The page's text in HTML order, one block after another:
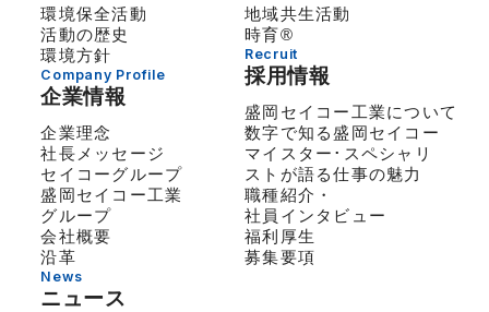
環境保全活動
活動の歴史
環境方針
Company Profile
企業情報
企業理念
社長メッセージ
セイコーグループ
盛岡セイコー工業
グループ
会社概要
沿革
News
ニュース
地域共生活動
時育®
Recruit
採用情報
盛岡セイコー工業について
数字で知る盛岡セイコー
マイスター･スペシャリ
ストが語る仕事の魅力
職種紹介・
社員インタビュー
福利厚生
募集要項